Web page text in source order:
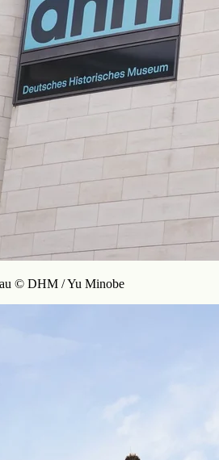
© DHM / Yu Minobe